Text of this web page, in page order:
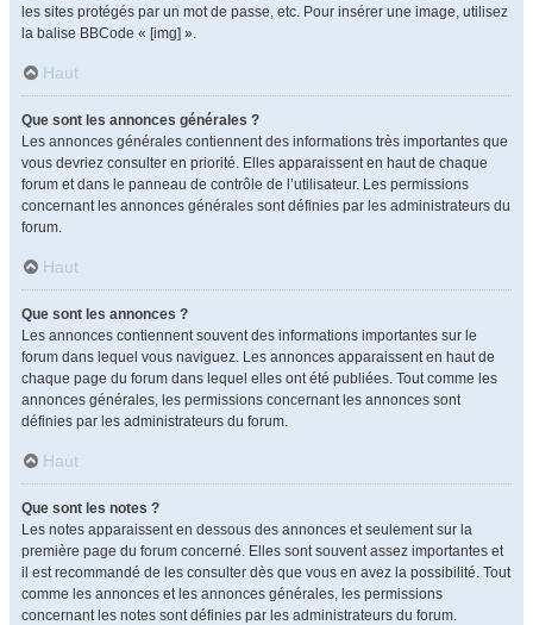
les sites protégés par un mot de passe, etc. Pour insérer une image, utilisez
la balise BBCode « [img] ».
Haut
Que sont les annonces générales ?
Les annonces générales contiennent des informations très importantes que
vous devriez consulter en priorité. Elles apparaissent en haut de chaque
forum et dans le panneau de contrôle de l’utilisateur. Les permissions
concernant les annonces générales sont définies par les administrateurs du
forum.
Haut
Que sont les annonces ?
Les annonces contiennent souvent des informations importantes sur le
forum dans lequel vous naviguez. Les annonces apparaissent en haut de
chaque page du forum dans lequel elles ont été publiées. Tout comme les
annonces générales, les permissions concernant les annonces sont
définies par les administrateurs du forum.
Haut
Que sont les notes ?
Les notes apparaissent en dessous des annonces et seulement sur la
première page du forum concerné. Elles sont souvent assez importantes et
il est recommandé de les consulter dès que vous en avez la possibilité. Tout
comme les annonces et les annonces générales, les permissions
concernant les notes sont définies par les administrateurs du forum.